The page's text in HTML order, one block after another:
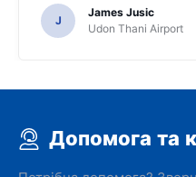
J
James Jusic
Udon Thani Airport
Допомога та